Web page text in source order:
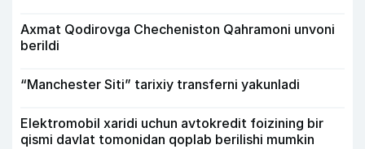
Axmat Qodirovga Checheniston Qahramoni unvoni
berildi
“Manchester Siti” tarixiy transferni yakunladi
Elektromobil xaridi uchun avtokredit foizining bir
qismi davlat tomonidan qoplab berilishi mumkin